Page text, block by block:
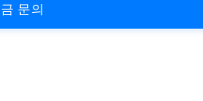
금 문의